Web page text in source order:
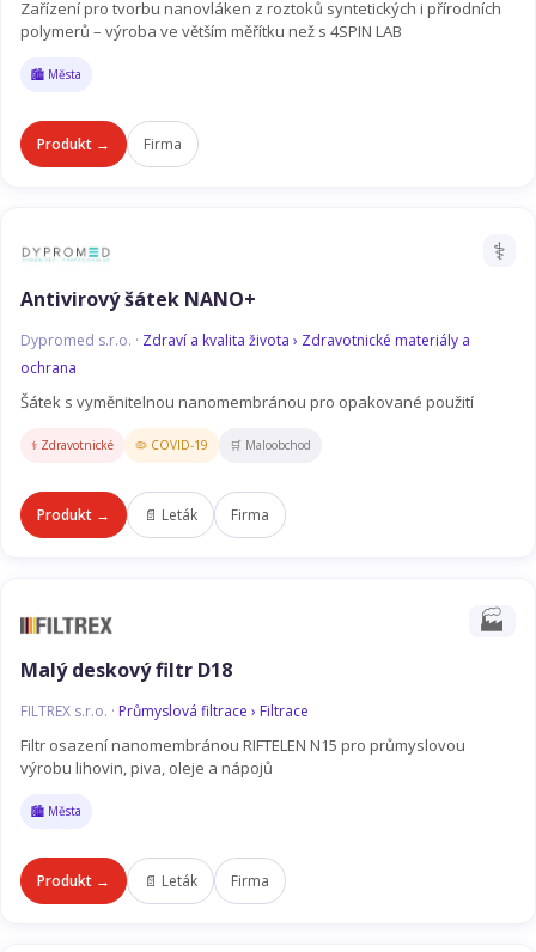
Zařízení pro tvorbu nanovláken z roztoků syntetických i přírodních
polymerů – výroba ve větším měřítku než s 4SPIN LAB
🏙️ Města
Produkt → Firma
⚕️
Antivirový šátek NANO+
Dypromed s.r.o. · Zdraví a kvalita života › Zdravotnické materiály a
ochrana
Šátek s vyměnitelnou nanomembránou pro opakované použití
⚕️ Zdravotnické 🦠 COVID-19 🛒 Maloobchod
Produkt → 📄 Leták Firma
🏭
Malý deskový filtr D18
FILTREX s.r.o. · Průmyslová filtrace › Filtrace
Filtr osazení nanomembránou RIFTELEN N15 pro průmyslovou
výrobu lihovin, piva, oleje a nápojů
🏙️ Města
Produkt → 📄 Leták Firma